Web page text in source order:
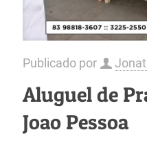
Publicado por
Aluguel de
Joao Pessoa